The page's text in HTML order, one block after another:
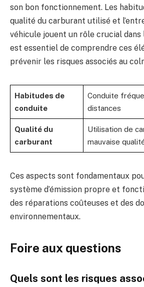
son bon fonctionnement. Les
qualité du carburant utilisé et
véhicule jouent un rôle crucial dans
est essentiel de comprendre ces
prévenir les risques associés au
Habitudes de
conduite
Conduite
distances
Qualité du
carburant
Utilisation de
mauvaise
Ces aspects sont fondamentaux
système d’émission propre et
des réparations coûteuses et des
environnementaux.
Foire aux questions
Quels sont les risques